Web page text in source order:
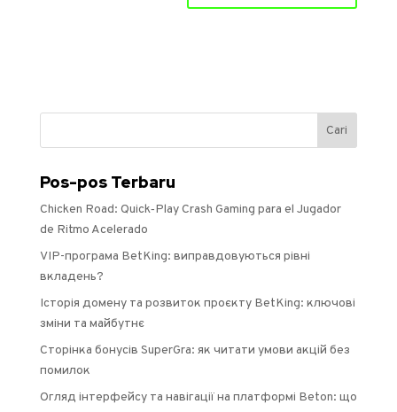
Pos-pos Terbaru
Chicken Road: Quick‑Play Crash Gaming para el Jugador
de Ritmo Acelerado
VIP-програма BetKing: виправдовуються рівні
вкладень?
Історія домену та розвиток проєкту BetKing: ключові
зміни та майбутнє
Сторінка бонусів SuperGra: як читати умови акцій без
помилок
Огляд інтерфейсу та навігації на платформі Beton: що